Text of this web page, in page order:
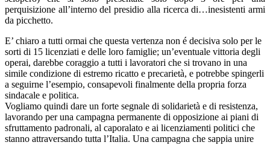
perquisizione all’interno del presidio alla ricerca di…inesistenti armi
da picchetto.
E’ chiaro a tutti ormai che questa vertenza non é decisiva solo per le
sorti di 15 licenziati e delle loro famiglie; un’eventuale vittoria degli
operai, darebbe coraggio a tutti i lavoratori che si trovano in una
simile condizione di estremo ricatto e precarietà, e potrebbe spingerli
a seguirne l’esempio, consapevoli finalmente della propria forza
sindacale e politica.
Vogliamo quindi dare un forte segnale di solidarietà e di resistenza,
lavorando per una campagna permanente di opposizione ai piani di
sfruttamento padronali, al caporalato e ai licenziamenti politici che
stanno attraversando tutta l’Italia. Una campagna che sappia unire